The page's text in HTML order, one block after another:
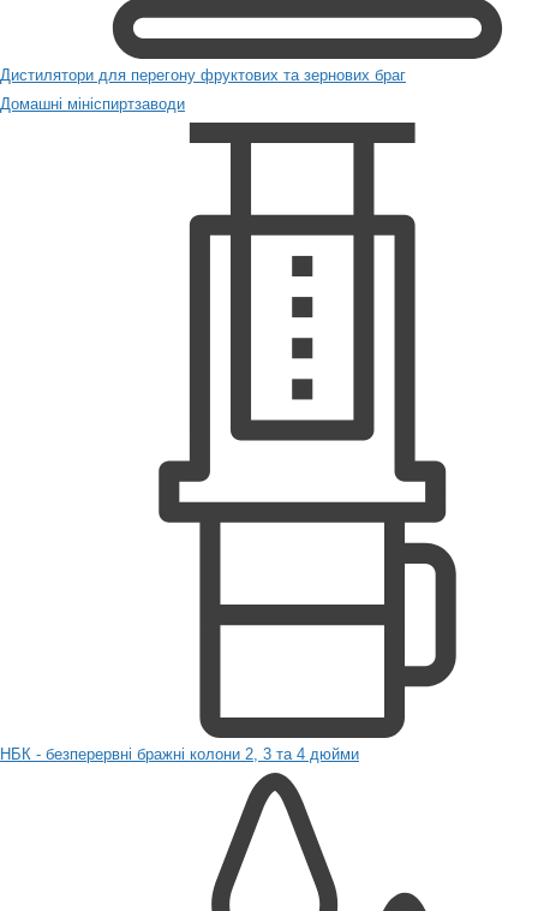
Дистилятори для перегону фруктових та зернових браг
Домашні мініспиртзаводи
НБК - безперервні бражні колони 2, 3 та 4 дюйми